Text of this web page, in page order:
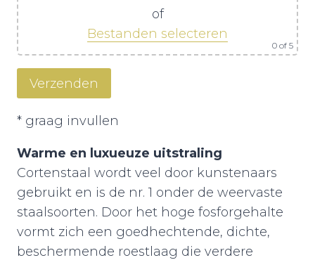
of
Bestanden selecteren
0 of 5
* graag invullen
Warme en luxueuze uitstraling
Cortenstaal wordt veel door kunstenaars
gebruikt en is de nr. 1 onder de weervaste
staalsoorten. Door het hoge fosforgehalte
vormt zich een goedhechtende, dichte,
beschermende roestlaag die verdere